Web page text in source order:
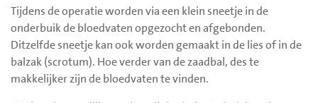
defecte bloedvat buiten werking wordt gesteld door het
dicht te binden.
Nuchter zijn
Het is belangrijk dat u voor uw opname nuchter naar het
ziekenhuis komt. Nuchter betekent dat u niet mag eten en
weinig mag drinken. U leest hier meer informatie over de
nuchterheidscriteria. Het kan ook zijn dat er iets anders met
Tijdens de operatie worden via een klein sneetje in de
onderbuik de bloedvaten opgezocht en afgebonden.
Ditzelfde sneetje kan ook worden gemaakt in de lies of in de
balzak (scrotum). Hoe verder van de zaadbal, des te
makkelijker zijn de bloedvaten te vinden.